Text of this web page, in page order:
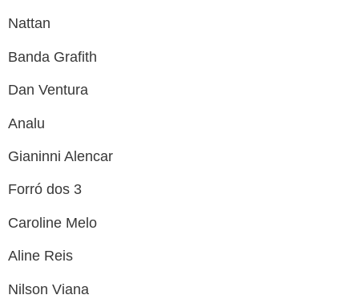
Nattan
Banda Grafith
Dan Ventura
Analu
Gianinni Alencar
Forró dos 3
Caroline Melo
Aline Reis
Nilson Viana